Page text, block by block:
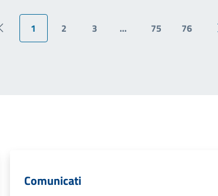
Pagina precedente
1 2 3 ... 75 76
Comunicati